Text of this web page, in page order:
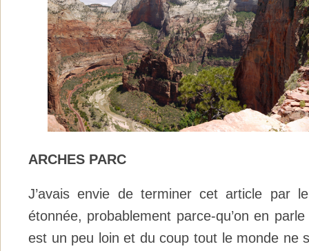
ARCHES PARC
J’avais envie de terminer cet article par
étonnée, probablement parce-qu’on en
est un peu loin et du coup tout le monde ne